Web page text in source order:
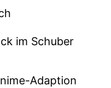
im Schuber
Adaption